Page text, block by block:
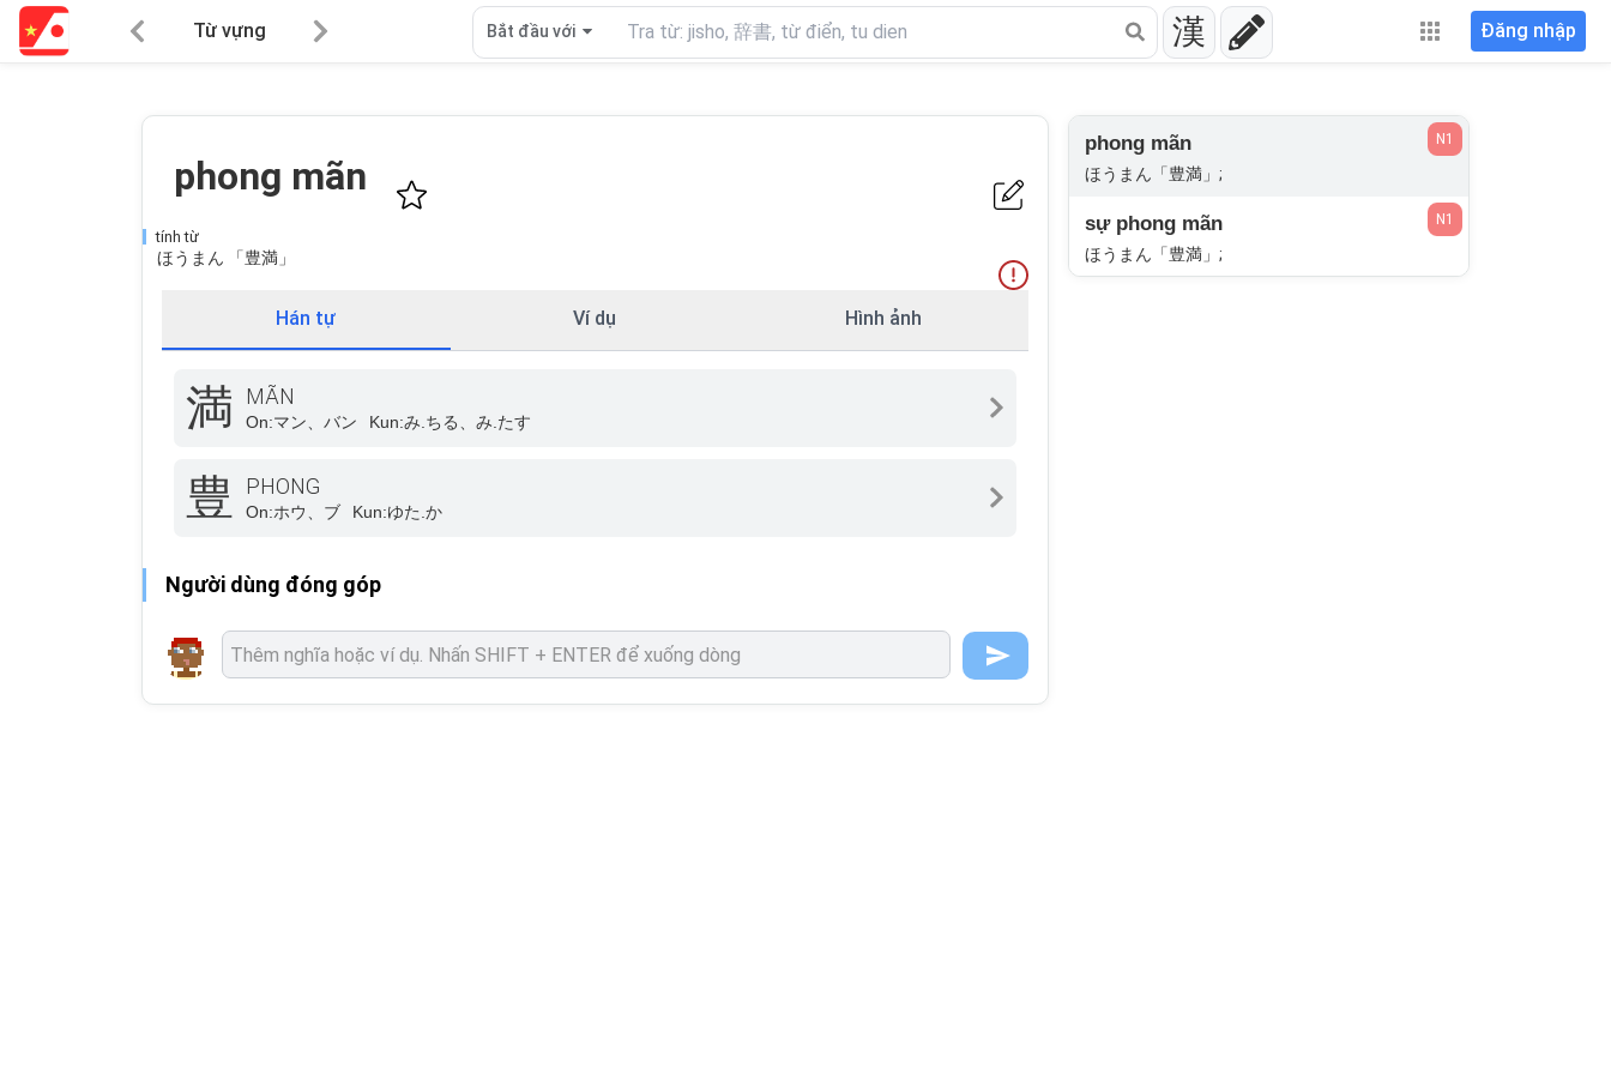
Từ vựng 漢
Bắt đầu với Đăng nhập
phong mãn
tính từ
ほうまん 「豊満」
Hán tự Ví dụ Hình ảnh
満 MÃN
On:マン、バン Kun:み.ちる、み.たす
豊 PHONG
On:ホウ、ブ Kun:ゆた.か
Người dùng đóng góp
phong mãn
ほうまん「豊満」;
N1
sự phong mãn
ほうまん「豊満」;
N1